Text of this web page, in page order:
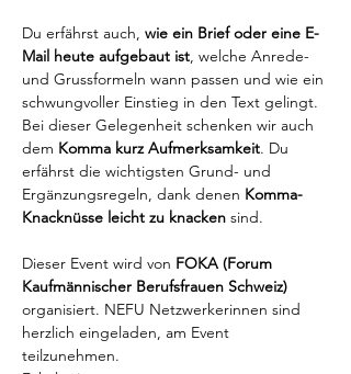
Du erfährst auch, wie ein Brief oder eine E-
Mail heute aufgebaut ist, welche Anrede-
und Grussformeln wann passen und wie ein
schwungvoller Einstieg in den Text gelingt.
Bei dieser Gelegenheit schenken wir auch
dem Komma kurz Aufmerksamkeit. Du
erfährst die wichtigsten Grund- und
Ergänzungsregeln, dank denen Komma-
Knacknüsse leicht zu knacken sind.
Dieser Event wird von FOKA (Forum
Kaufmännischer Berufsfrauen Schweiz)
organisiert. NEFU Netzwerkerinnen sind
herzlich eingeladen, am Event
teilzunehmen.